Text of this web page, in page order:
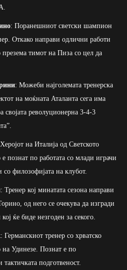
: Поранешниот светски шампион
Откако направи одлични работи
тимот на Пиза со цел да
: Можеби најголемата тренерска
на моќната Аталанта сега има
својата револуционерна 3-4-3
на Италија од Светското
познат по работата со млади играчи
филозофијата на клубот.
: Тренер кој минатата сезона направи
од него се очекува да изгради
ќе биде незгоден за секого.
: Германскиот тренер со хрватско
на Удинезе. Познат е по
подготвеност.